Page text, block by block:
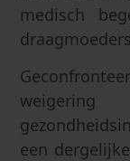
medisch
een